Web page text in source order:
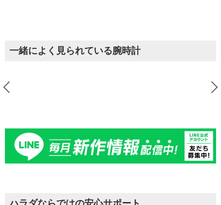
一緒によく見られている腕時計